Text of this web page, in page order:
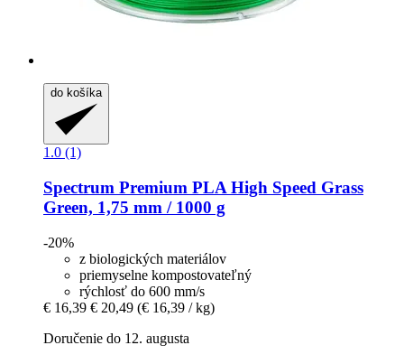
do košíka
1.0 (1)
Spectrum Premium PLA High Speed Grass
Green, 1,75 mm / 1000 g
-20%
z biologických materiálov
priemyselne kompostovateľný
rýchlosť do 600 mm/s
€ 16,39 € 20,49 (€ 16,39 / kg)
Doručenie do 12. augusta